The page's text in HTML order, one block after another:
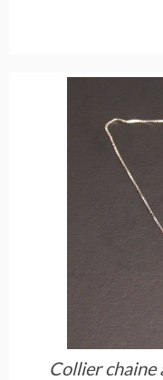
Collier chaine